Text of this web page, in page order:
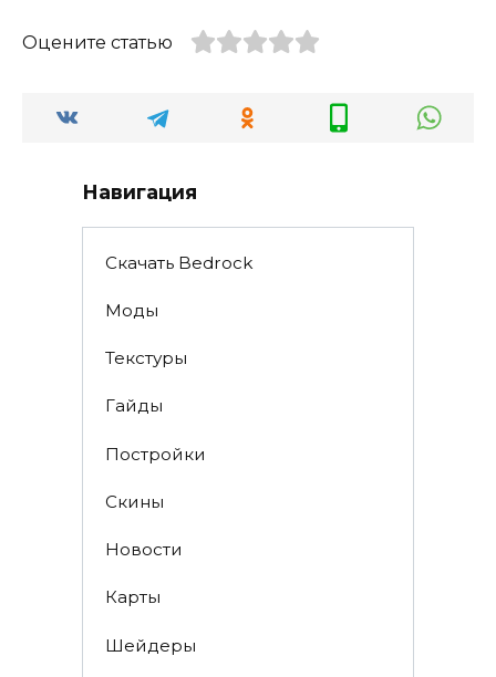
Оцените статью
Навигация
Скачать Bedrock
Моды
Текстуры
Гайды
Постройки
Скины
Новости
Карты
Шейдеры